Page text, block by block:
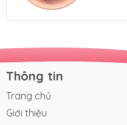
Thông tin
Trang chủ
Giới thiệu